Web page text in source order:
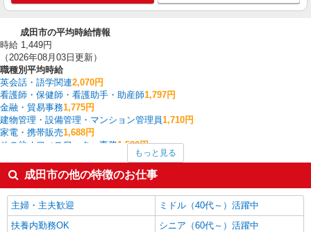
成田市の平均時給情報
時給 1,449円
（2026年08月03日更新）
職種別平均時給
英会話・語学関連2,070円
看護師・保健師・看護助手・助産師1,797円
金融・貿易事務1,775円
建物管理・設備管理・マンション管理員1,710円
家電・携帯販売1,688円
その他オフィスワーク・事務1,580円
フォークリフト1,532円
その他軽作業・製造・物流1,523円
その他介護・福祉1,508円
成田市の他の職種の平均時給を見る
もっと見る
成田市の他の特徴のお仕事
主婦・主夫歓迎
ミドル（40代～）活躍中
扶養内勤務OK
シニア（60代～）活躍中